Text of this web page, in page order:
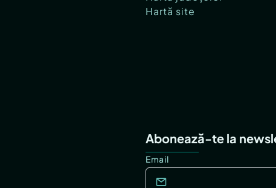
Hartă site
Abonează-te la
Email